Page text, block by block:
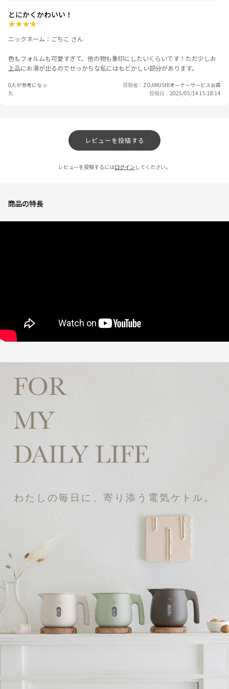
とにかくかわいい！
★★★★
ニックネーム：ごちこ さん
色もフォルムも可愛すぎて、他の物も象印にしたいくらいです！ただ少しお
上品にお湯が出るのでせっかちな私にはもどかしい部分があります。
0人が参考になっ
た
投稿者
ZOJIRUSHIオーナーサービス会員
投稿日
2025/05/14 15:18:14
レビューを投稿する
レビューを投稿するにはログイン してください。
商品の特長
わたしの毎日に、寄り添う電気ケトル。